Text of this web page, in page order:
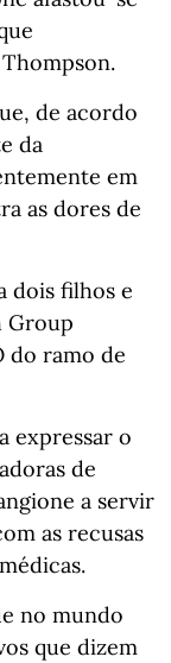
de acordo
da
em
as dores de
dois filhos e
Group
do ramo de
expressar o
de
a servir
as recusas
no mundo
que dizem